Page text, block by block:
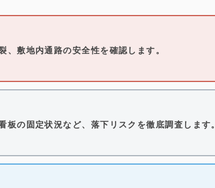
、敷地内通路の安全性を確認します。
板の固定状況など、落下リスクを徹底調査します。